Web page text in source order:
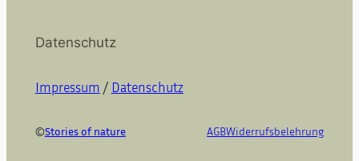
Datenschutz
Impressum / Datenschutz
©Stories of nature AGBWiderrufsbelehrung